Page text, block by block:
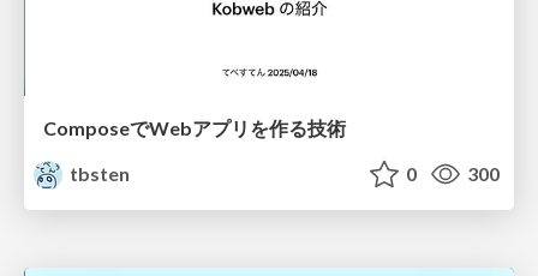
ComposeでWebアプリを作る技術
tbsten
0 300